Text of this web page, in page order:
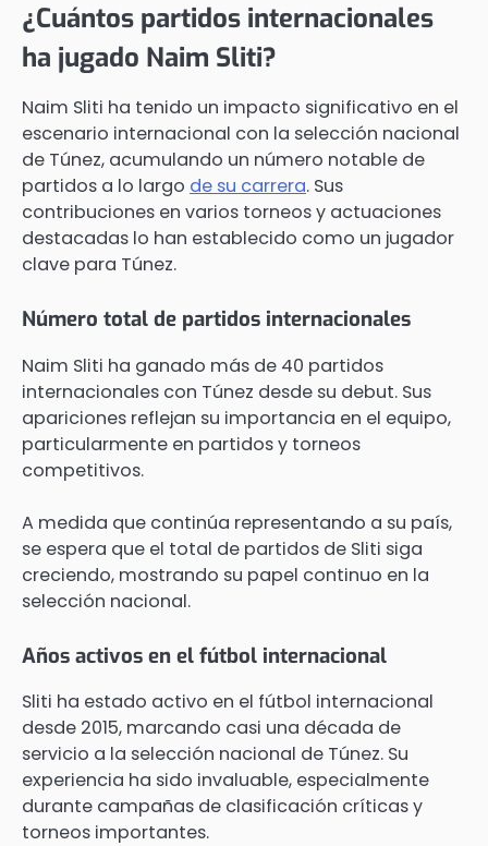
¿Cuántos partidos internacionales
ha jugado Naim Sliti?
Naim Sliti ha tenido un impacto significativo en el
escenario internacional con la selección nacional
de Túnez, acumulando un número notable de
partidos a lo largo de su carrera. Sus
contribuciones en varios torneos y actuaciones
destacadas lo han establecido como un jugador
clave para Túnez.
Número total de partidos internacionales
Naim Sliti ha ganado más de 40 partidos
internacionales con Túnez desde su debut. Sus
apariciones reflejan su importancia en el equipo,
particularmente en partidos y torneos
competitivos.
A medida que continúa representando a su país,
se espera que el total de partidos de Sliti siga
creciendo, mostrando su papel continuo en la
selección nacional.
Años activos en el fútbol internacional
Sliti ha estado activo en el fútbol internacional
desde 2015, marcando casi una década de
servicio a la selección nacional de Túnez. Su
experiencia ha sido invaluable, especialmente
durante campañas de clasificación críticas y
torneos importantes.